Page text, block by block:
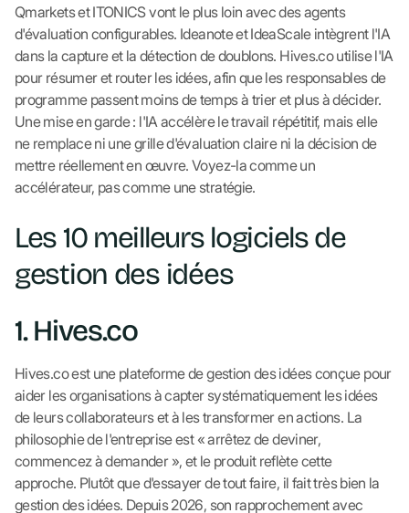
Qmarkets et ITONICS vont le plus loin avec des agents
d'évaluation configurables. Ideanote et IdeaScale intègrent l'IA
dans la capture et la détection de doublons. Hives.co utilise l'IA
pour résumer et router les idées, afin que les responsables de
programme passent moins de temps à trier et plus à décider.
Une mise en garde : l'IA accélère le travail répétitif, mais elle
ne remplace ni une grille d'évaluation claire ni la décision de
mettre réellement en œuvre. Voyez-la comme un
accélérateur, pas comme une stratégie.
Les 10 meilleurs logiciels de
gestion des idées
1. Hives.co
Hives.co est une plateforme de gestion des idées conçue pour
aider les organisations à capter systématiquement les idées
de leurs collaborateurs et à les transformer en actions. La
philosophie de l'entreprise est « arrêtez de deviner,
commencez à demander », et le produit reflète cette
approche. Plutôt que d'essayer de tout faire, il fait très bien la
gestion des idées. Depuis 2026, son rapprochement avec